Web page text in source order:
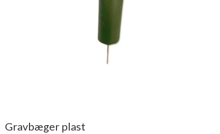
Gravbæger plast